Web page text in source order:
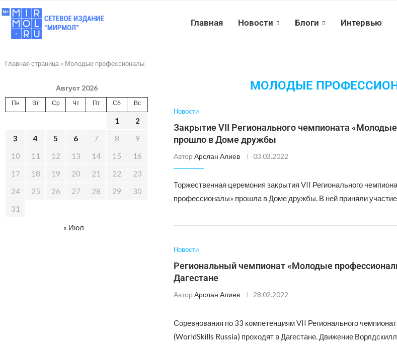
Главная Новости Блоги Интервью
Главная страница » Молодые профессионалы
МОЛОДЫЕ
Новости
Закрытие VII Регионального чемпионата
прошло в Доме дружбы
Автор Арслан Алиев 03.03.2022
Торжественная церемония закрытия VII Регионального
профессионалы» прошла в Доме дружбы. В ней приняли
Новости
Региональный чемпионат «Молодые
Дагестане
Автор Арслан Алиев 28.02.2022
Соревнования по 33 компетенциям VII Регионального
(WorldSkills Russia) проходят в Дагестане. Движение
Август 2026
Пн Вт Ср Чт Пт Сб Вс
1
2
3
4 5 6 7 8
9
10
11 12 13 14 15
16
17
18 19 20 21 22
23
24
25 26 27 28 29
30
31
« Июл